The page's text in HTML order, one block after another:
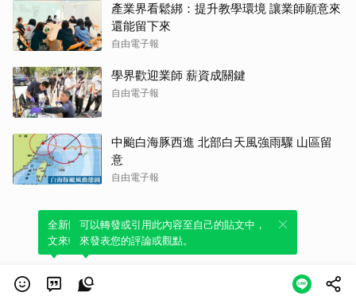
產業界看鬆綁：提升教學環境 讓業師願意來
還能留下來
自由電子報
學界歡迎業師 薪資成關鍵
自由電子報
中颱白海豚西進 北部白天風強雨驟 山區留
意
自由電子報
全新體驗！一鍵引用此內容，透過發布貼
文來輕鬆表達個人立場。
可以轉發或引用此內容至自己的貼文中，
來發表您的評論或觀點。